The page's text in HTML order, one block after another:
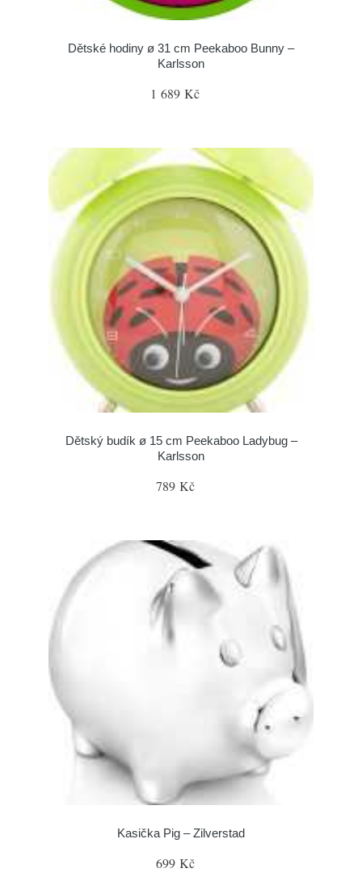
Dětské hodiny ø 31 cm Peekaboo Bunny –
Karlsson
1 689 Kč
Dětský budík ø 15 cm Peekaboo Ladybug –
Karlsson
789 Kč
Kasička Pig – Zilverstad
699 Kč